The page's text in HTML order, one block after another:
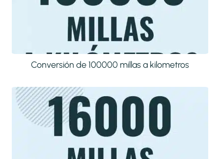
Conversión de 100000 millas a kilometros